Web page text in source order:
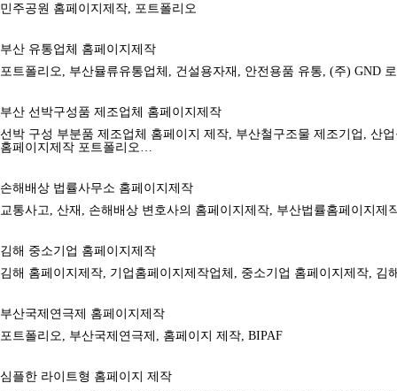
민주공원 홈페이지제작, 포트폴리오
부산 유통업체 홈페이지제작
포트폴리오, 부산뮬류유통업체, 건설용자재, 안전용품 유통, (주) GND
부산 선박구성품 제조업체 홈페이지제작
선박 구성 부분품 제조업체 홈페이지 제작, 부산철구조물 제조기업, 산
홈페이지제작 포트폴리오…
손해배상 법률사무소 홈페이지제작
교통사고, 산재, 손해배상 변호사의 홈페이지제작, 부산법률홈페이지제
김해 중소기업 홈페이지제작
김해 홈페이지제작, 기업홈페이지제작업체, 중소기업 홈페이지제작, 김
부산국제연극제 홈페이지제작
포트폴리오, 부산국제연극제, 홈페이지 제작, BIPAF
심플한 라이트형 홈페이지 제작